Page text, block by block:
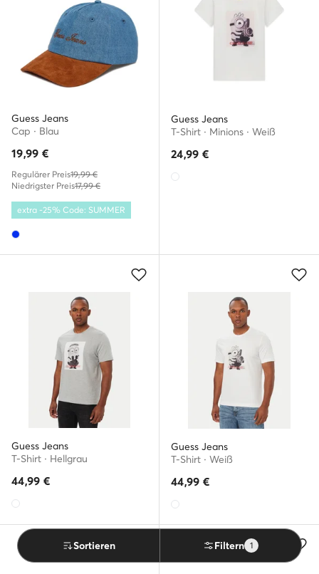
Sortieren Filtern 1
Guess Jeans
Cap · Blau
19,99 €
Regulärer Preis19,99 €
Niedrigster Preis17,99 €
extra -25% Code: SUMMER
Guess Jeans
T-Shirt · Minions · Weiß
24,99 €
Guess Jeans
T-Shirt · Hellgrau
44,99 €
Guess Jeans
T-Shirt · Weiß
44,99 €